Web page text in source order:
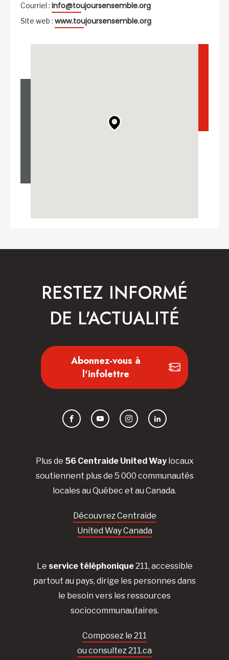
Courriel : info@toujoursensemble.org
Site web : www.toujoursensemble.org
Plus de 56 Centraide United Waylocaux
soutiennent plus de 5 000 communautés
locales au Québec et au Canada.
Découvrez Centraide
United Way Canada
Le service téléphonique211, accessible
partout au pays, dirige les personnes dans
le besoin vers les ressources
sociocommunautaires.
Composez le 211
ou consultez 211.ca
RESTEZ INFORMÉ
DE L'ACTUALITÉ
Abonnez-vous à
l'infolettre
FacebookYouTubeInstagramLinkedIn